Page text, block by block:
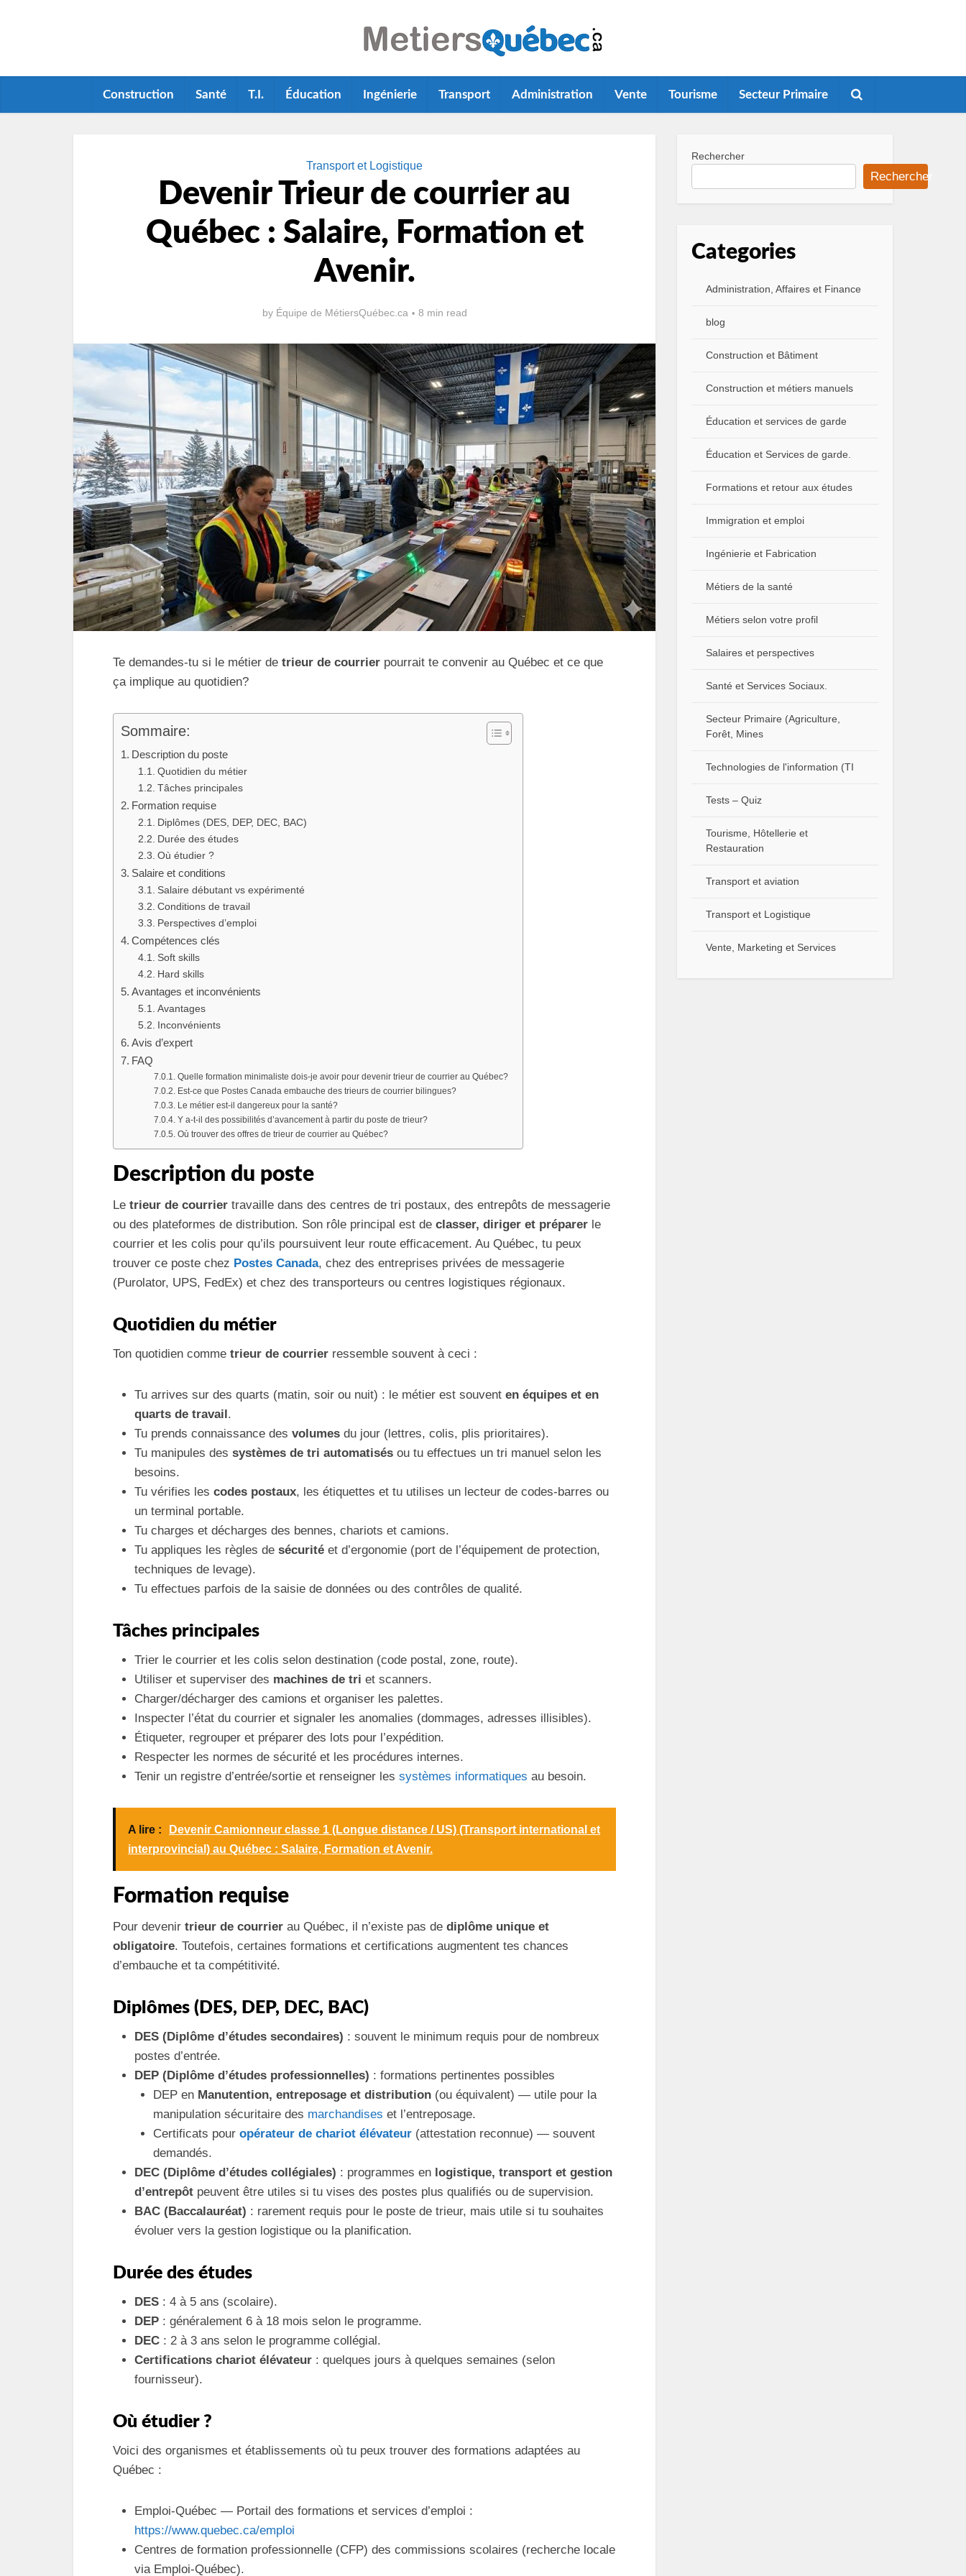
Construction Santé T.I. Éducation Ingénierie Transport Administration Vente Tourisme Secteur Primaire
Transport et Logistique
Devenir Trieur de courrier au
Québec : Salaire, Formation et
Avenir.
by Équipe de MétiersQuébec.ca 8 min read
Te demandes-tu si le métier de trieur de courrier pourrait te convenir au Québec et ce que
ça implique au quotidien?
Sommaire:
Description du poste
Quotidien du métier
Tâches principales
Formation requise
Diplômes (DES, DEP, DEC, BAC)
Durée des études
Où étudier ?
Salaire et conditions
Salaire débutant vs expérimenté
Conditions de travail
Perspectives d’emploi
Compétences clés
Soft skills
Hard skills
Avantages et inconvénients
Avantages
Inconvénients
Avis d’expert
FAQ
Quelle formation minimaliste dois-je avoir pour devenir trieur de courrier au Québec?
Est-ce que Postes Canada embauche des trieurs de courrier bilingues?
Le métier est-il dangereux pour la santé?
Y a-t-il des possibilités d’avancement à partir du poste de trieur?
Où trouver des offres de trieur de courrier au Québec?
Description du poste
Le trieur de courrier travaille dans des centres de tri postaux, des entrepôts de messagerie
ou des plateformes de distribution. Son rôle principal est de classer, diriger et préparer le
courrier et les colis pour qu’ils poursuivent leur route efficacement. Au Québec, tu peux
trouver ce poste chez Postes Canada, chez des entreprises privées de messagerie
(Purolator, UPS, FedEx) et chez des transporteurs ou centres logistiques régionaux.
Quotidien du métier
Ton quotidien comme trieur de courrier ressemble souvent à ceci :
Tu arrives sur des quarts (matin, soir ou nuit) : le métier est souvent en équipes et en
quarts de travail.
Tu prends connaissance des volumes du jour (lettres, colis, plis prioritaires).
Tu manipules des systèmes de tri automatisés ou tu effectues un tri manuel selon les
besoins.
Tu vérifies les codes postaux, les étiquettes et tu utilises un lecteur de codes-barres ou
un terminal portable.
Tu charges et décharges des bennes, chariots et camions.
Tu appliques les règles de sécurité et d’ergonomie (port de l’équipement de protection,
techniques de levage).
Tu effectues parfois de la saisie de données ou des contrôles de qualité.
Tâches principales
Trier le courrier et les colis selon destination (code postal, zone, route).
Utiliser et superviser des machines de tri et scanners.
Charger/décharger des camions et organiser les palettes.
Inspecter l’état du courrier et signaler les anomalies (dommages, adresses illisibles).
Étiqueter, regrouper et préparer des lots pour l’expédition.
Respecter les normes de sécurité et les procédures internes.
Tenir un registre d’entrée/sortie et renseigner les systèmes informatiques au besoin.
A lire :
Devenir Camionneur classe 1 (Longue distance / US) (Transport international et
interprovincial) au Québec : Salaire, Formation et Avenir.
Formation requise
Pour devenir trieur de courrier au Québec, il n’existe pas de diplôme unique et
obligatoire. Toutefois, certaines formations et certifications augmentent tes chances
d’embauche et ta compétitivité.
Diplômes (DES, DEP, DEC, BAC)
DES (Diplôme d’études secondaires) : souvent le minimum requis pour de nombreux
postes d’entrée.
DEP (Diplôme d’études professionnelles) : formations pertinentes possibles
DEP en Manutention, entreposage et distribution(ou équivalent) — utile pour la
manipulation sécuritaire des marchandises et l’entreposage.
Certificats pour opérateur de chariot élévateur(attestation reconnue) — souvent
demandés.
DEC (Diplôme d’études collégiales) : programmes en logistique, transport et gestion
d’entrepôt peuvent être utiles si tu vises des postes plus qualifiés ou de supervision.
BAC (Baccalauréat) : rarement requis pour le poste de trieur, mais utile si tu souhaites
évoluer vers la gestion logistique ou la planification.
Durée des études
DES : 4 à 5 ans (scolaire).
DEP : généralement 6 à 18 mois selon le programme.
DEC : 2 à 3 ans selon le programme collégial.
Certifications chariot élévateur : quelques jours à quelques semaines (selon
fournisseur).
Où étudier ?
Voici des organismes et établissements où tu peux trouver des formations adaptées au
Québec :
Emploi-Québec — Portail des formations et services d’emploi :
https://www.quebec.ca/emploi
Centres de formation professionnelle (CFP) des commissions scolaires (recherche locale
via Emploi-Québec).
Rechercher
Rechercher
Categories
Administration, Affaires et Finance
blog
Construction et Bâtiment
Construction et métiers manuels
Éducation et services de garde
Éducation et Services de garde.
Formations et retour aux études
Immigration et emploi
Ingénierie et Fabrication
Métiers de la santé
Métiers selon votre profil
Salaires et perspectives
Santé et Services Sociaux.
Secteur Primaire (Agriculture,
Forêt, Mines
Technologies de l'information (TI
Tests – Quiz
Tourisme, Hôtellerie et
Restauration
Transport et aviation
Transport et Logistique
Vente, Marketing et Services